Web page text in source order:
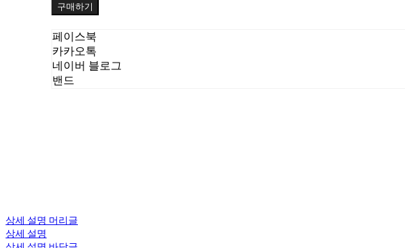
구매하기
페이스북
카카오톡
네이버 블로그
밴드
상세 설명 머리글
상세 설명